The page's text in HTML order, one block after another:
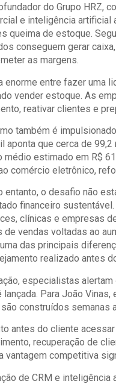
do Grupo HRZ,
e inteligência artificial
queima de estoque.
conseguem gerar
as margens.
enorme entre fazer uma
vender estoque. As
reativar clientes e
também é
aponta que cerca de
médio estimado em R$
comércio eletrônico,
entanto, o desafio não
financeiro
clínicas e empresas
de vendas voltadas ao
das principais
realizado antes
especialistas
lançada. Para João
construídos semanas
antes do cliente
recuperação de
vantagem competitiva
de CRM e